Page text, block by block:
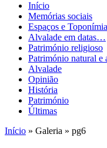
Início
Memórias sociais
Espaços e Toponímia
Alvalade em datas…
Património religioso
Património natural e
Alvalade
Opinião
História
Património
Últimas
Início » Galeria » pg6